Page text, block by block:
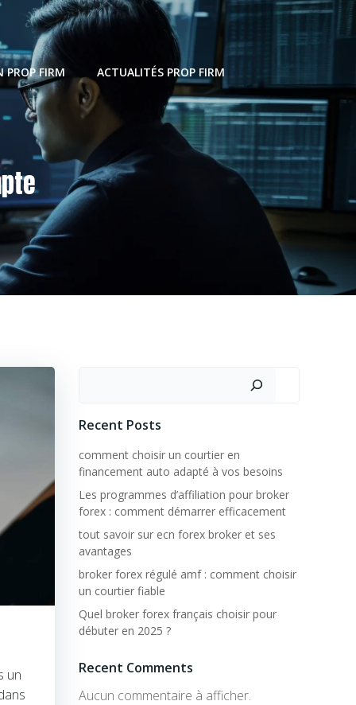
PROP FIRM ACTUALITÉS PROP FIRM
un
Recent Posts
comment choisir un courtier en
financement auto adapté à vos besoins
Les programmes d’affiliation pour broker
forex : comment démarrer efficacement
tout savoir sur ecn forex broker et ses
avantages
broker forex régulé amf : comment choisir
un courtier fiable
Quel broker forex français choisir pour
débuter en 2025 ?
Recent Comments
Aucun commentaire à afficher.